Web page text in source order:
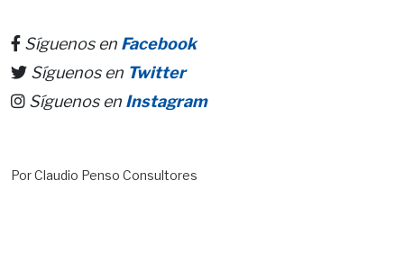
Síguenos en Facebook
Síguenos en Twitter
Síguenos en Instagram
Por Claudio Penso Consultores